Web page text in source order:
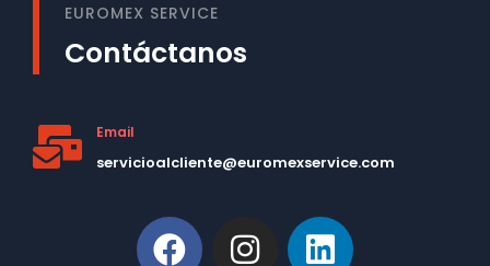
EUROMEX SERVICE
Contáctanos
Email
servicioalcliente@euromexservice.com